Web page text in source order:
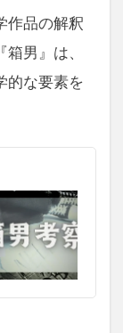
作品の解釈
男』は、
的な要素を